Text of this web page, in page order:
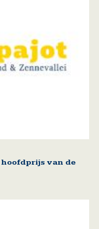
hoofdprijs van de